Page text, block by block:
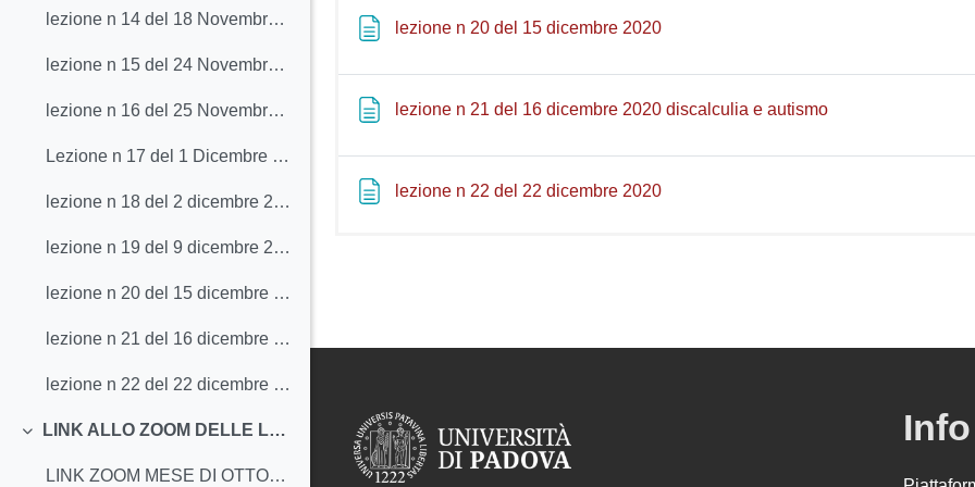
lezione n 14 del 18 Novembre 2020
lezione n 15 del 24 Novembre 2020
lezione n 16 del 25 Novembre 2020
Lezione n 17 del 1 Dicembre 2020 con prima parte lezione gioco di SDG Sandro Franceschini
lezione n 18 del 2 dicembre 2020 (Sandro Franceschini "il gioco come strumento x la riabilitazione II parte)
lezione n 19 del 9 dicembre 2020
lezione n 20 del 15 dicembre 2020
lezione n 21 del 16 dicembre 2020 discalculia e autismo
lezione n 22 del 22 dicembre 2020
Minimizza
LINK ALLO ZOOM DELLE LEZIONI
LINK ZOOM MESE DI OTTOBRE
lezione n 20 del 15 dicembre 2020Pagina
lezione n 21 del 16 dicembre 2020 discalculia e autismoPagina
lezione n 22 del 22 dicembre 2020Pagina
Info